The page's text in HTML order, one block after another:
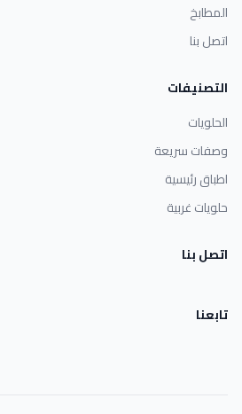
المطابخ
اتصل بنا
التصنيفات
الحلويات
وصفات سريعة
اطباق رئيسية
حلويات غربية
اتصل بنا
تابعنا